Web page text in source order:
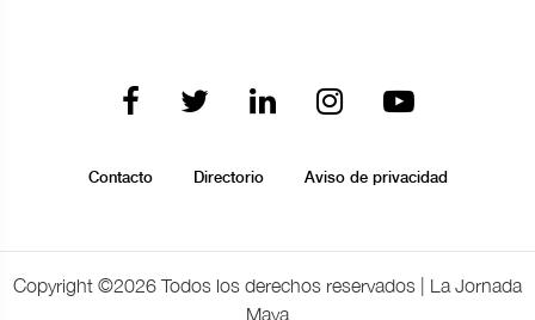
Contacto Directorio Aviso de privacidad
Copyright ©2026 Todos los derechos reservados | La Jornada
Maya